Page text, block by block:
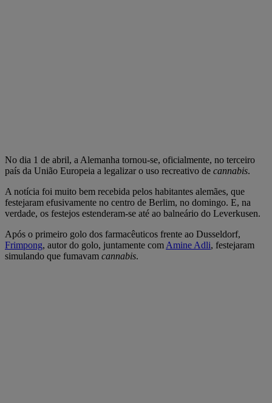
No dia 1 de abril, a Alemanha tornou-se, oficialmente, no terceiro
país da União Europeia a legalizar o uso recreativo de cannabis.
A notícia foi muito bem recebida pelos habitantes alemães, que
festejaram efusivamente no centro de Berlim, no domingo. E, na
verdade, os festejos estenderam-se até ao balneário do Leverkusen.
Após o primeiro golo dos farmacêuticos frente ao Dusseldorf,
Frimpong, autor do golo, juntamente com Amine Adli, festejaram
simulando que fumavam cannabis.